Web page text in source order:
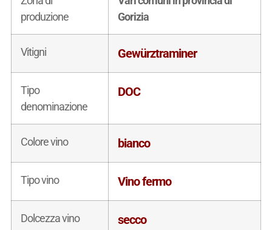
produzione
Gorizia
Vitigni Gewürztraminer
Tipo
denominazione
DOC
Colore vino bianco
Tipo vino Vino fermo
Dolcezza vino secco